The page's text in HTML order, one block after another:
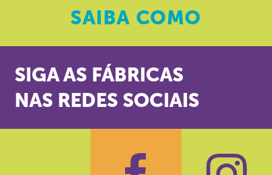
SAIBA COMO
SIGA AS FÁBRICAS
NAS REDES SOCIAIS